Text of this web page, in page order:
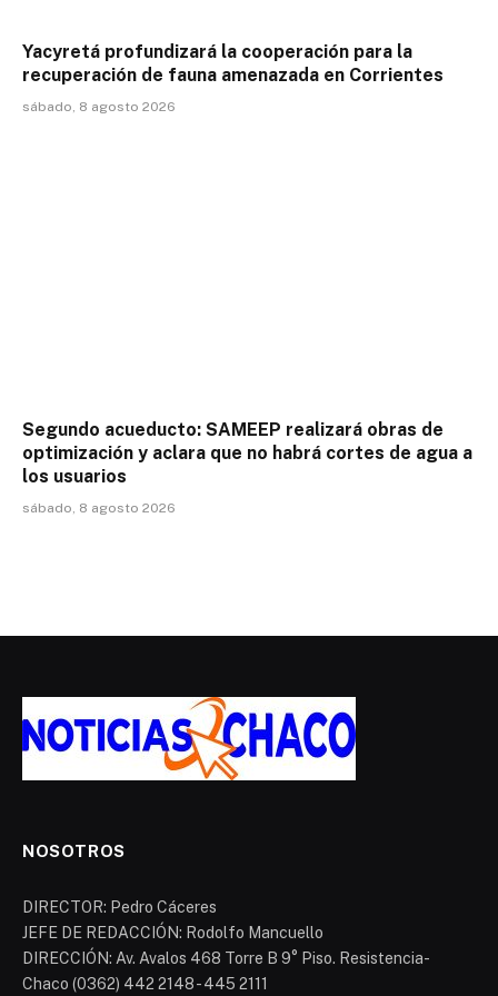
Yacyretá profundizará la cooperación para la
recuperación de fauna amenazada en Corrientes
sábado, 8 agosto 2026
Segundo acueducto: SAMEEP realizará obras de
optimización y aclara que no habrá cortes de agua a
los usuarios
sábado, 8 agosto 2026
NOSOTROS
DIRECTOR: Pedro Cáceres
JEFE DE REDACCIÓN: Rodolfo Mancuello
DIRECCIÓN: Av. Avalos 468 Torre B 9° Piso. Resistencia-
Chaco (0362) 442 2148 - 445 2111